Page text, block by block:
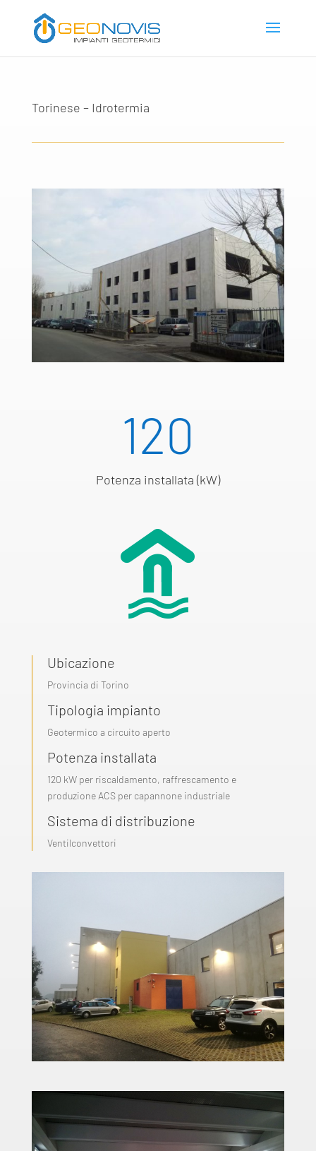
Torinese – Idrotermia
120
Potenza installata (kW)
Ubicazione
Provincia di Torino
Tipologia impianto
Geotermico a circuito aperto
Potenza installata
120 kW per riscaldamento, raffrescamento e
produzione ACS per capannone industriale
Sistema di distribuzione
Ventilconvettori